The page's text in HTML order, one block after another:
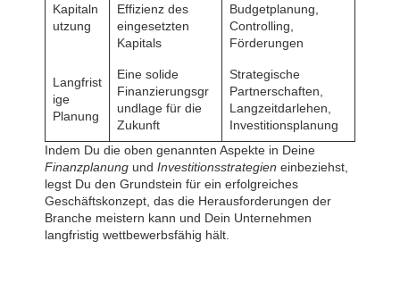
Kapitaln
utzung
Effizienz des
eingesetzten
Kapitals
Budgetplanung,
Controlling,
Förderungen
Langfrist
ige
Planung
Eine solide
Finanzierungsgr
undlage für die
Zukunft
Strategische
Partnerschaften,
Langzeitdarlehen,
Investitionsplanung
Indem Du die oben genannten Aspekte in Deine
Finanzplanung und Investitionsstrategien einbeziehst,
legst Du den Grundstein für ein erfolgreiches
Geschäftskonzept, das die Herausforderungen der
Branche meistern kann und Dein Unternehmen
langfristig wettbewerbsfähig hält.